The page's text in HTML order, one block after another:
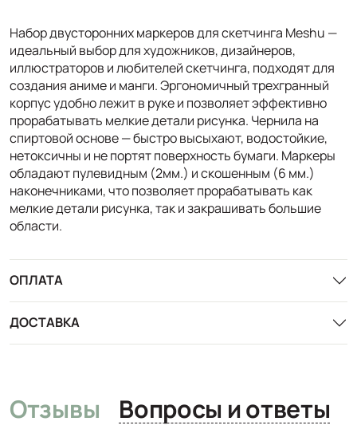
Набор двусторонних маркеров для скетчинга Meshu —
идеальный выбор для художников, дизайнеров,
иллюстраторов и любителей скетчинга, подходят для
создания аниме и манги. Эргономичный трехгранный
корпус удобно лежит в руке и позволяет эффективно
прорабатывать мелкие детали рисунка. Чернила на
спиртовой основе — быстро высыхают, водостойкие,
нетоксичны и не портят поверхность бумаги. Маркеры
обладают пулевидным (2мм.) и скошенным (6 мм.)
наконечниками, что позволяет прорабатывать как
мелкие детали рисунка, так и закрашивать большие
области.
ОПЛАТА
ДОСТАВКА
Отзывы Вопросы и ответы